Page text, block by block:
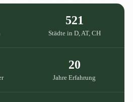
521
Städte in D, AT, CH
20
Jahre Erfahrung